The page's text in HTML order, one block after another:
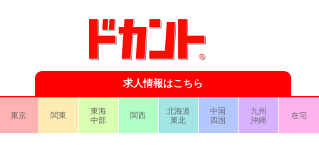
求人情報はこちら
東京 関東
東海
中部
関西
北海道
東北
中国
四国
九州
沖縄
在宅